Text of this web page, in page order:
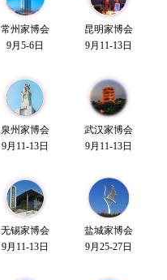
常州家博会
9月5-6日
昆明家博会
9月11-13日
泉州家博会
9月11-13日
武汉家博会
9月11-13日
无锡家博会
9月11-13日
盐城家博会
9月25-27日